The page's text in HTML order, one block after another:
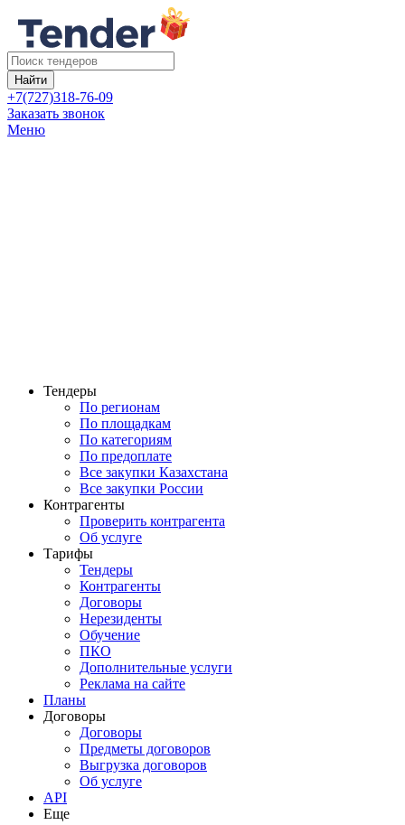
Найти
+7(727)318-76-09
Заказать звонок
Меню
Тендеры
По регионам
По площадкам
По категориям
По предоплате
Все закупки Казахстана
Все закупки России
Контрагенты
Проверить контрагента
Об услуге
Тарифы
Тендеры
Контрагенты
Договоры
Нерезиденты
Обучение
ПКО
Дополнительные услуги
Реклама на сайте
Планы
Договоры
Договоры
Предметы договоров
Выгрузка договоров
Об услуге
API
Еще